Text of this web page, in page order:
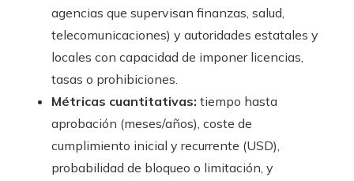
agencias que supervisan finanzas, salud,
telecomunicaciones) y autoridades estatales y
locales con capacidad de imponer licencias,
tasas o prohibiciones.
Métricas cuantitativas: tiempo hasta
aprobación (meses/años), coste de
cumplimiento inicial y recurrente (USD),
probabilidad de bloqueo o limitación, y